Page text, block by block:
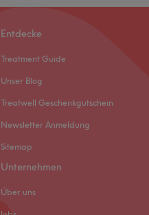
Entdecke
Treatment Guide
Unser Blog
Treatwell Geschenkgutschein
Newsletter Anmeldung
Sitemap
Unternehmen
Über uns